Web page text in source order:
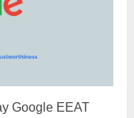
Google EEAT